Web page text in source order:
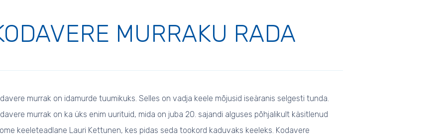
MURRAKU RADA
murrak on idamurde tuumikuks. Selles on vadja keele mõjusid iseäranis selgesti tunda.
murrak on ka üks enim uurituid, mida on juba 20. sajandi alguses põhjalikult käsitlenud
keeleteadlane Lauri Kettunen, kes pidas seda tookord kaduvaks keeleks. Kodavere